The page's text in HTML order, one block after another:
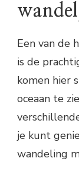
Een van de
is de
komen hier
oceaan te
je kunt
wandeling